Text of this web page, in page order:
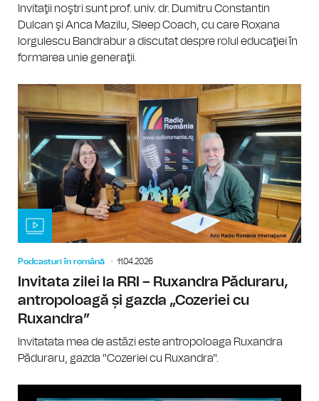
Invitaţii noştri sunt prof. univ. dr. Dumitru Constantin
Dulcan şi Anca Mazilu, Sleep Coach, cu care Roxana
Iorgulescu Bandrabur a discutat despre rolul educaţiei în
formarea unie generaţii.
Podcasturi în română 11.04.2026
Invitata zilei la RRI – Ruxandra Păduraru,
antropoloagă și gazda „Cozeriei cu
Ruxandra”
Invitatata mea de astăzi este antropoloaga Ruxandra
Păduraru, gazda "Cozeriei cu Ruxandra".